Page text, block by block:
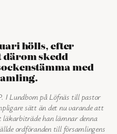
hölls, efter
skedd
med
I Lundbom på Löfnäs till pastor
sätt än det nu varande att
han lämnar denna
ordföranden till församlingens